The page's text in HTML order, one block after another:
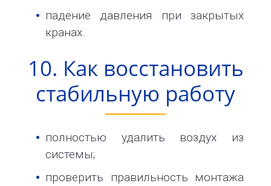
падение давления при закрытых
кранах.
10. Как восстановить
стабильную работу
полностью удалить воздух из
системы;
проверить правильность монтажа